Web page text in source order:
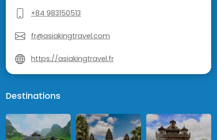
+84 983150513
fr@asiakingtravel.com
https://asiakingtravel.fr
Destinations